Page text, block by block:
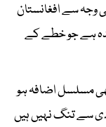
وجہ سے افغانستان
ہے جو خطے کے
مسلسل اضافہ ہو
سے تنگ نہیں ہیں